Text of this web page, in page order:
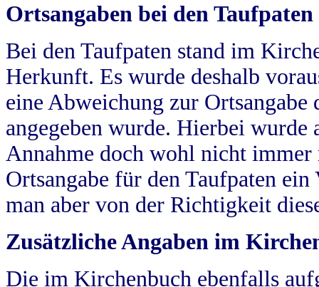
Ortsangaben bei den Taufpaten
Bei den Taufpaten stand im
Herkunft. Es wurde deshalb
eine Abweichung zur
angegeben wurde. Hierbei wurde
Annahme doch wohl nicht
Ortsangabe für den Taufpaten
man aber von der Richtigkeit
Zusätzliche Angaben im
Die im Kirchenbuch ebenfalls